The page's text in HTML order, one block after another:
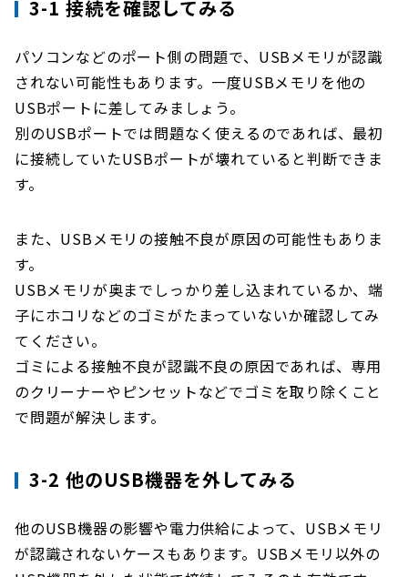
3-1 接続を確認してみる
パソコンなどのポート側の問題で、USBメモリが認識
されない可能性もあります。一度USBメモリを他の
USBポートに差してみましょう。
別のUSBポートでは問題なく使えるのであれば、最初
に接続していたUSBポートが壊れていると判断できま
す。
また、USBメモリの接触不良が原因の可能性もありま
す。
USBメモリが奥までしっかり差し込まれているか、端
子にホコリなどのゴミがたまっていないか確認してみ
てください。
ゴミによる接触不良が認識不良の原因であれば、専用
のクリーナーやピンセットなどでゴミを取り除くこと
で問題が解決します。
3-2 他のUSB機器を外してみる
他のUSB機器の影響や電力供給によって、USBメモリ
が認識されないケースもあります。USBメモリ以外の